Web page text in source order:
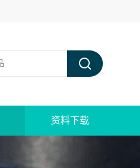
资料下载